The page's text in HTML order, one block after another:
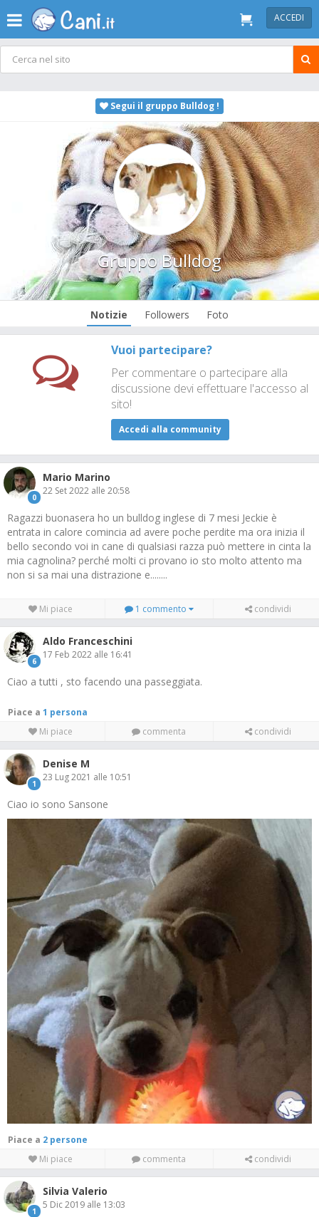
ACCEDI
Segui il gruppo Bulldog !
Gruppo Bulldog
Notizie Followers Foto
Vuoi partecipare?
Per commentare o partecipare alla
discussione devi effettuare l'accesso al
sito!
Accedi alla community
0
Mario Marino
22 Set 2022 alle 20:58
Ragazzi buonasera ho un bulldog inglese di 7 mesi Jeckie è
entrata in calore comincia ad avere poche perdite ma ora inizia il
bello secondo voi in cane di qualsiasi razza può mettere in cinta la
mia cagnolina? perché molti ci provano io sto molto attento ma
non si sa mai una distrazione e........
Mi piace 1 commento condividi
6
Aldo Franceschini
17 Feb 2022 alle 16:41
Ciao a tutti , sto facendo una passeggiata.
Piace a
1 persona
Mi piace
commenta condividi
1
Denise M
23 Lug 2021 alle 10:51
Ciao io sono Sansone
Piace a
2 persone
Mi piace
commenta condividi
1
Silvia Valerio
5 Dic 2019 alle 13:03